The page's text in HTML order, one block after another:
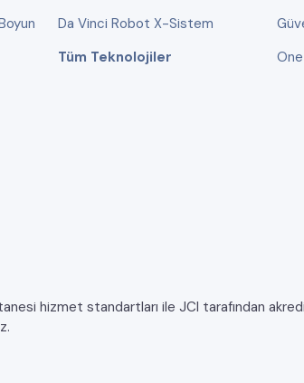
Da Vinci Robot X-Sistem
Tüm Teknolojiler
hizmet standartları ile JCI tarafından